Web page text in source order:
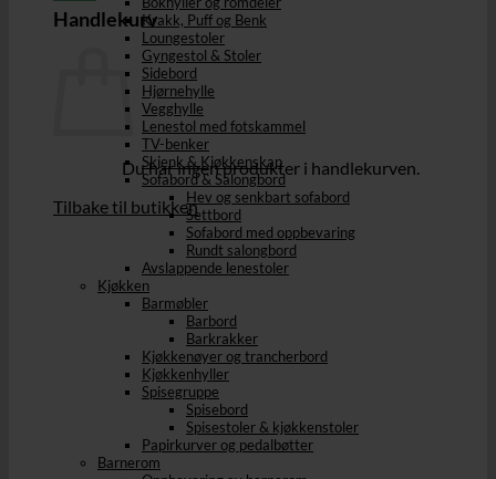
Handlekurv
Du har ingen produkter i handlekurven.
Tilbake til butikken
Krakk, Puff og Benk
Loungestoler
Gyngestol & Stoler
Sidebord
Hjørnehylle
Vegghylle
Lenestol med fotskammel
TV-benker
Skjenk & Kjøkkenskap
Sofabord & Salongbord
Hev og senkbart sofabord
Settbord
Sofabord med oppbevaring
Rundt salongbord
Avslappende lenestoler
Kjøkken
Barmøbler
Barbord
Barkrakker
Kjøkkenøyer og trancherbord
Kjøkkenhyller
Spisegruppe
Spisebord
Spisestoler & kjøkkenstoler
Papirkurver og pedalbøtter
Barnerom